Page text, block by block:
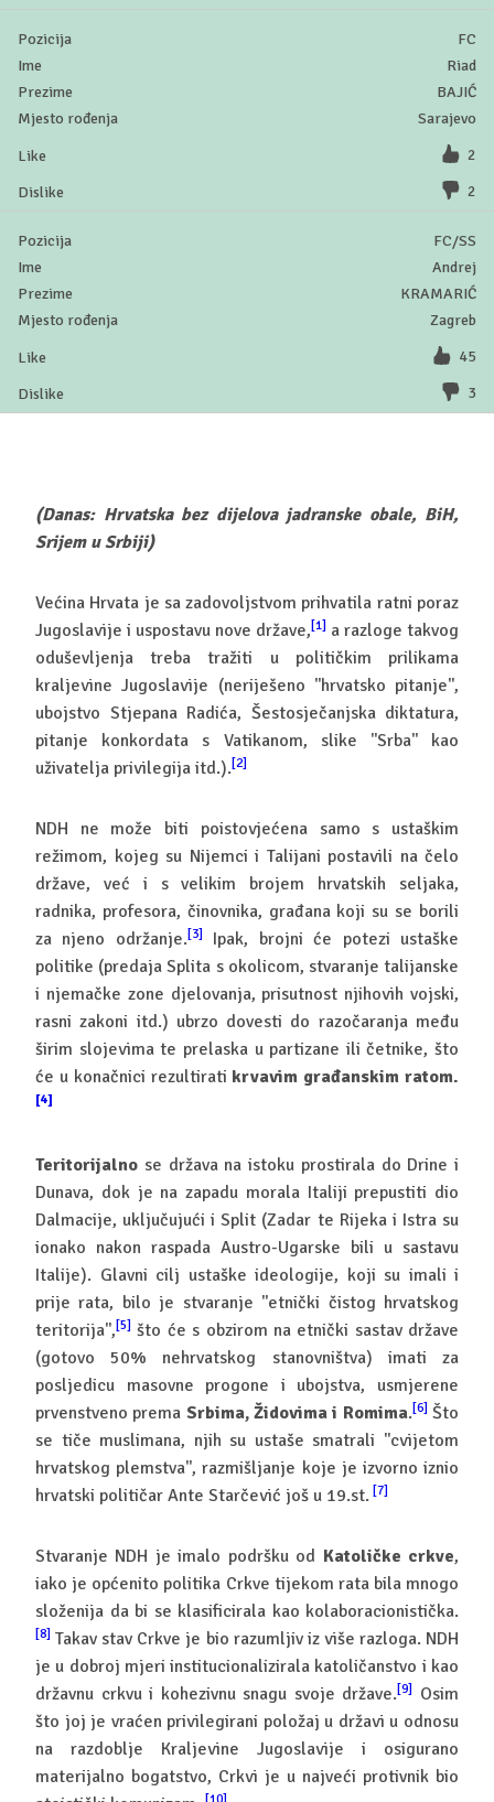
FC
Riad
BAJIĆ
Sarajevo
2
2
FC/SS
Andrej
KRAMARIĆ
Zagreb
45
3
(Danas: Hrvatska bez dijelova jadranske obale, BiH,
Srijem u Srbiji)
Većina Hrvata je sa zadovoljstvom prihvatila ratni poraz
Jugoslavije i uspostavu nove države,[1] a razloge takvog
oduševljenja treba tražiti u političkim prilikama
kraljevine Jugoslavije (neriješeno ''hrvatsko pitanje'',
ubojstvo Stjepana Radića, Šestosječanjska diktatura,
pitanje konkordata s Vatikanom, slike ''Srba'' kao
uživatelja privilegija itd.).[2]
NDH ne može biti poistovjećena samo s ustaškim
režimom, kojeg su Nijemci i Talijani postavili na čelo
države, već i s velikim brojem hrvatskih seljaka,
radnika, profesora, činovnika, građana koji su se borili
za njeno održanje.[3]
Ipak, brojni će potezi ustaške
politike (predaja Splita s okolicom, stvaranje talijanske
i njemačke zone djelovanja, prisutnost njihovih vojski,
rasni zakoni itd.) ubrzo dovesti do razočaranja među
širim slojevima te prelaska u partizane ili četnike, što
će u konačnici rezultirati krvavim građanskim ratom.
[4]
Teritorijalno se država na istoku prostirala do Drine i
Dunava, dok je na zapadu morala Italiji prepustiti dio
Dalmacije, uključujući i Split (Zadar te Rijeka i Istra su
ionako nakon raspada Austro-Ugarske bili u sastavu
Italije). Glavni cilj ustaške ideologije, koji su imali i
prije rata, bilo je stvaranje ''etnički čistog hrvatskog
teritorija'',[5] što će s obzirom na etnički sastav države
(gotovo 50% nehrvatskog stanovništva) imati za
posljedicu masovne progone i ubojstva, usmjerene
prvenstveno prema Srbima, Židovima i Romima.[6] Što
se tiče muslimana, njih su ustaše smatrali ''cvijetom
hrvatskog plemstva'', razmišljanje koje je izvorno iznio
hrvatski političar Ante Starčević još u 19.st. [7]
Stvaranje NDH je imalo podršku od Katoličke crkve,
iako je općenito politika Crkve tijekom rata bila mnogo
složenija da bi se klasificirala kao kolaboracionistička.
[8] Takav stav Crkve je bio razumljiv iz više razloga. NDH
je u dobroj mjeri institucionalizirala katoličanstvo i kao
državnu crkvu i kohezivnu snagu svoje države.[9]
Osim
što joj je vraćen privilegirani položaj u državi u odnosu
na razdoblje Kraljevine Jugoslavije i osigurano
materijalno bogatstvo, Crkvi je u najveći protivnik bio